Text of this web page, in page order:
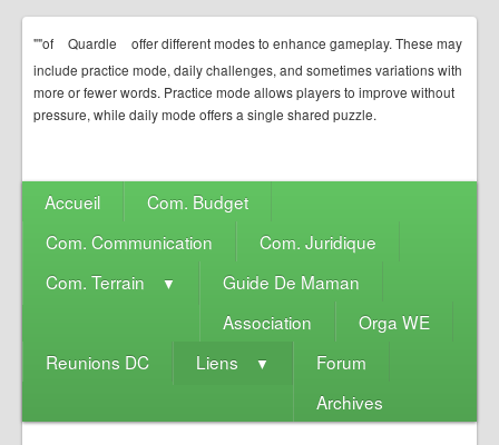
""of Quardle
offer different modes to enhance gameplay. These may
include practice mode, daily challenges, and sometimes variations with
more or fewer words. Practice mode allows players to improve without
pressure, while daily mode offers a single shared puzzle.
Accueil
Com. Budget
Com. Communication
Com. Juridique
Com. Terrain
▼
Guide De Maman
Association
Orga WE
Reunions DC
Liens ▼
Forum
Archives